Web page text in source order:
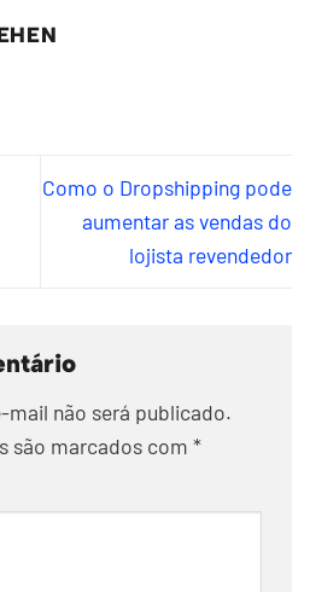
Como o Dropshipping pode
aumentar as vendas do
lojista revendedor
mail não será publicado.
são marcados com *